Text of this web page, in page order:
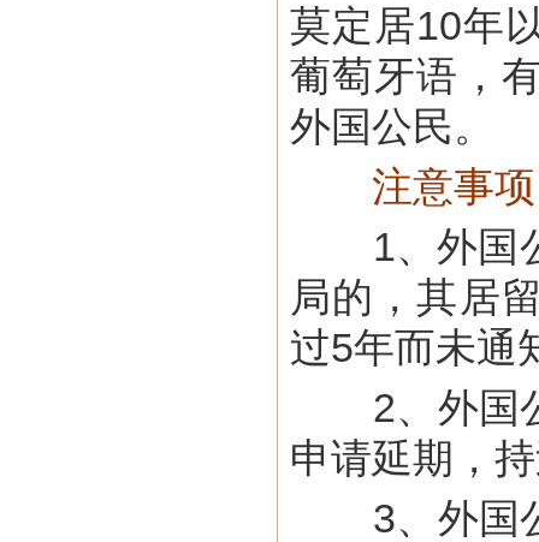
莫定居10年
葡萄牙语，
外国公民。
注意事
1、外国公
局的，其居
过5年而未通
2、外国公
申请延期，
3、外国公